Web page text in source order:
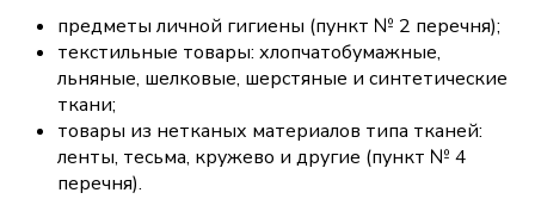
предметы личной гигиены (пункт № 2 перечня);
текстильные товары: хлопчатобумажные,
льняные, шелковые, шерстяные и синтетические
ткани;
товары из нетканых материалов типа тканей:
ленты, тесьма, кружево и другие (пункт № 4
перечня).